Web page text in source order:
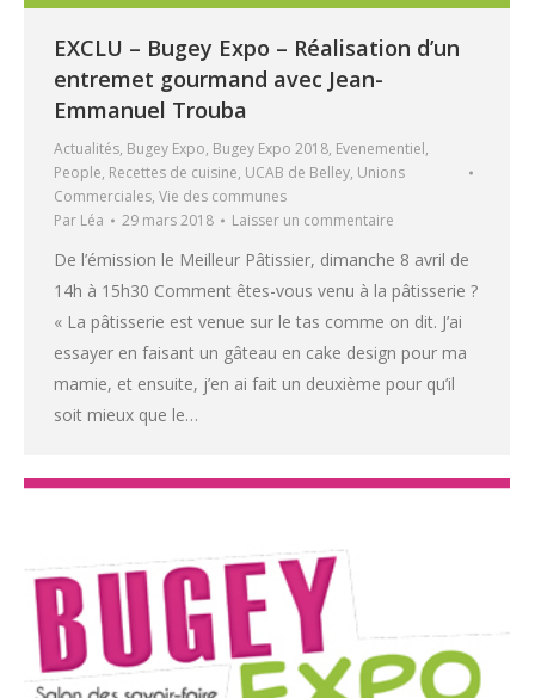
EXCLU – Bugey Expo – Réalisation d’un
entremet gourmand avec Jean-
Emmanuel Trouba
Actualités, Bugey Expo, Bugey Expo 2018, Evenementiel,
People, Recettes de cuisine, UCAB de Belley, Unions
Commerciales, Vie des communes
Par Léa 29 mars 2018 Laisser un commentaire
De l’émission le Meilleur Pâtissier, dimanche 8 avril de
14h à 15h30 Comment êtes-vous venu à la pâtisserie ?
« La pâtisserie est venue sur le tas comme on dit. J’ai
essayer en faisant un gâteau en cake design pour ma
mamie, et ensuite, j’en ai fait un deuxième pour qu’il
soit mieux que le…